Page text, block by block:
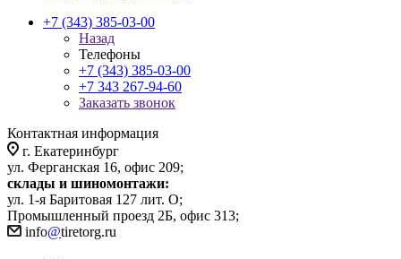
+7 (343) 385-03-00
Назад
Телефоны
+7 (343) 385-03-00
+7 343 267-94-60
Заказать звонок
Контактная информация
г. Екатеринбург
ул. Ферганская 16, офис 209;
склады и шиномонтажи:
ул. 1-я Баритовая 127 лит. О;
Промышленный проезд 2Б, офис 313;
info@tiretorg.ru